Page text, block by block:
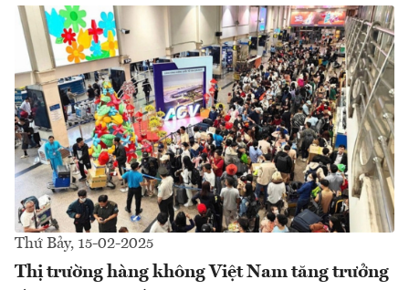
Thứ Bảy, 15-02-2025
Thị trường hàng không Việt Nam tăng trưởng